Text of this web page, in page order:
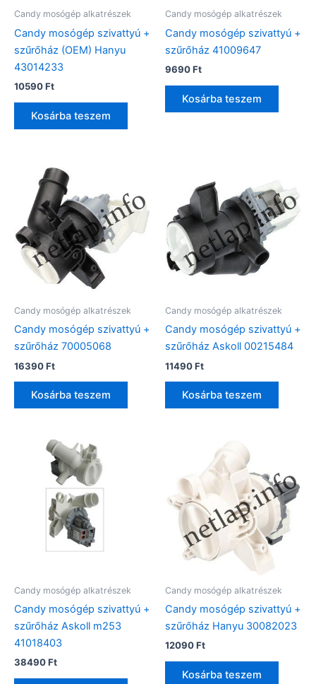
Candy mosógép alkatrészek
Candy mosógép szivattyú +
szűrőház (OEM) Hanyu
43014233
10590Ft
Kosárba teszem
Candy mosógép alkatrészek
Candy mosógép szivattyú +
szűrőház 41009647
9690Ft
Kosárba teszem
Candy mosógép alkatrészek
Candy mosógép szivattyú +
szűrőház 70005068
16390Ft
Kosárba teszem
Candy mosógép alkatrészek
Candy mosógép szivattyú +
szűrőház Askoll 00215484
11490Ft
Kosárba teszem
Candy mosógép alkatrészek
Candy mosógép szivattyú +
szűrőház Askoll m253
41018403
38490Ft
Candy mosógép alkatrészek
Candy mosógép szivattyú +
szűrőház Hanyu 30082023
12090Ft
Kosárba teszem